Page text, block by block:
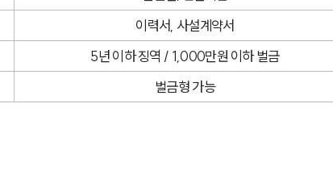
이력서, 사설계약서
5년 이하 징역 / 1,000만원 이하 벌금
벌금형 가능